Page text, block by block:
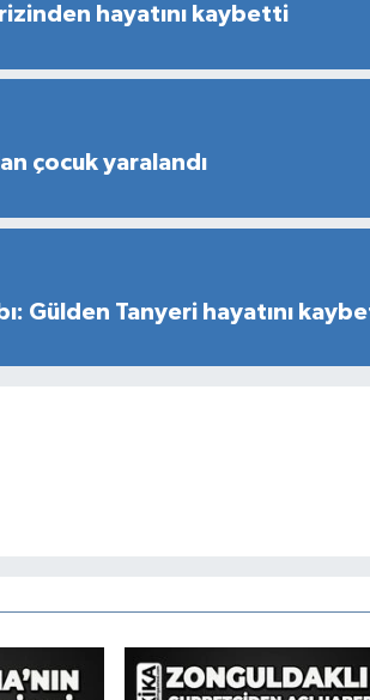
hayatını kaybetti
çocuk yaralandı
Gülden Tanyeri hayatını